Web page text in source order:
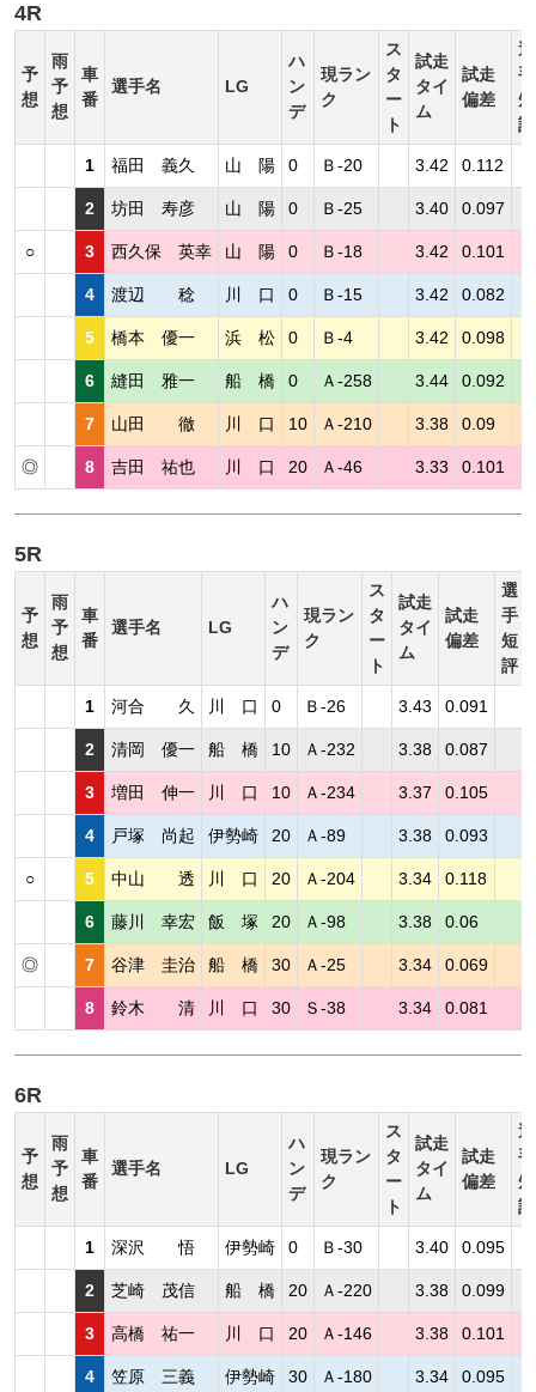
4R
予
想
雨
予
想
車
番
選手名 LG
ハ
ン
デ
現ラン
ク
ス
タ
ー
ト
試走
タイ
ム
試走
偏差
選
手
短
評
1 福田 義久 山 陽 0 Ｂ-20 3.42 0.112
2 坊田 寿彦 山 陽 0 Ｂ-25 3.40 0.097
○ 3 西久保 英幸 山 陽 0 Ｂ-18 3.42 0.101
4 渡辺 稔 川 口 0 Ｂ-15 3.42 0.082
5 橋本 優一 浜 松 0 Ｂ-4 3.42 0.098
6 縫田 雅一 船 橋 0 Ａ-258 3.44 0.092
7 山田 徹 川 口 10 Ａ-210 3.38 0.09
◎ 8 吉田 祐也 川 口 20 Ａ-46 3.33 0.101
5R
予
想
雨
予
想
車
番
選手名 LG
ハ
ン
デ
現ラン
ク
ス
タ
ー
ト
試走
タイ
ム
試走
偏差
選
手
短
評
1 河合 久 川 口 0 Ｂ-26 3.43 0.091
2 清岡 優一 船 橋 10 Ａ-232 3.38 0.087
3 増田 伸一 川 口 10 Ａ-234 3.37 0.105
4 戸塚 尚起 伊勢崎 20 Ａ-89 3.38 0.093
○ 5 中山 透 川 口 20 Ａ-204 3.34 0.118
6 藤川 幸宏 飯 塚 20 Ａ-98 3.38 0.06
◎ 7 谷津 圭治 船 橋 30 Ａ-25 3.34 0.069
8 鈴木 清 川 口 30 Ｓ-38 3.34 0.081
6R
予
想
雨
予
想
車
番
選手名 LG
ハ
ン
デ
現ラン
ク
ス
タ
ー
ト
試走
タイ
ム
試走
偏差
選
手
短
評
1 深沢 悟 伊勢崎 0 Ｂ-30 3.40 0.095
2 芝崎 茂信 船 橋 20 Ａ-220 3.38 0.099
3 高橋 祐一 川 口 20 Ａ-146 3.38 0.101
4 笠原 三義 伊勢崎 30 Ａ-180 3.34 0.095